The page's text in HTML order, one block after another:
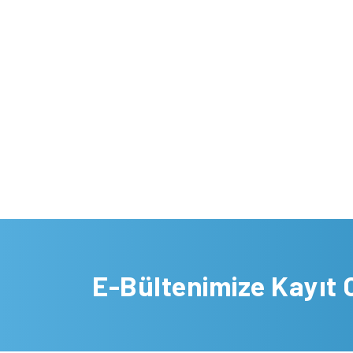
E-Bültenimize Kayıt